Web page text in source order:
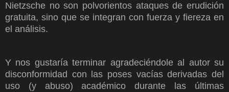
Nietzsche no son polvorientos ataques de erudición
gratuita, sino que se integran con fuerza y fiereza en
el análisis.
Y nos gustaría terminar agradeciéndole al autor su
disconformidad con las poses vacías derivadas del
uso (y abuso) académico durante las últimas